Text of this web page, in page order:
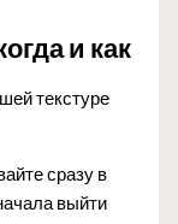
и как
текстуре
сразу в
выйти